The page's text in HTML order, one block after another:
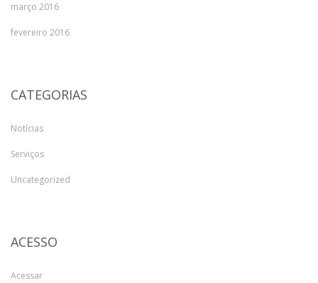
março 2016
fevereiro 2016
CATEGORIAS
Notícias
Serviços
Uncategorized
ACESSO
Acessar